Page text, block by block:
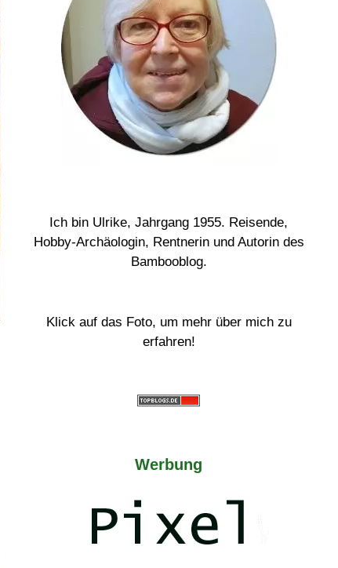
Ich bin Ulrike, Jahrgang 1955. Reisende,
Hobby-Archäologin, Rentnerin und Autorin des
Bambooblog.
Klick auf das Foto, um mehr über mich zu
erfahren!
Werbung